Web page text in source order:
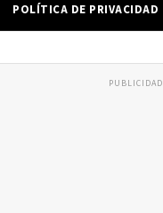
POLÍTICA DE PRIVACIDAD
PUBLICIDAD